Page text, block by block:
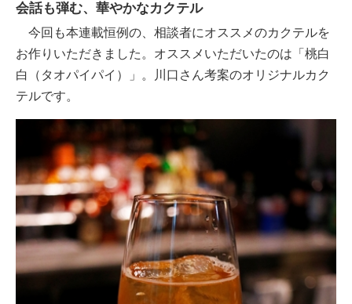
会話も弾む、華やかなカクテル
今回も本連載恒例の、相談者にオススメのカクテルを
お作りいただきました。オススメいただいたのは「桃白
白（タオパイパイ）」。川口さん考案のオリジナルカク
テルです。